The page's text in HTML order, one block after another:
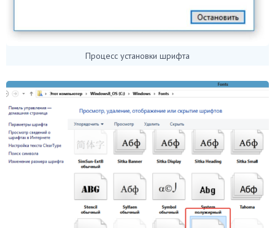
Процесс установки шрифта